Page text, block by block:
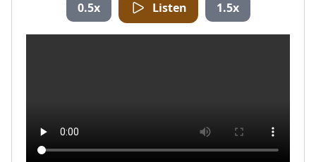
0.5x Listen 1.5x